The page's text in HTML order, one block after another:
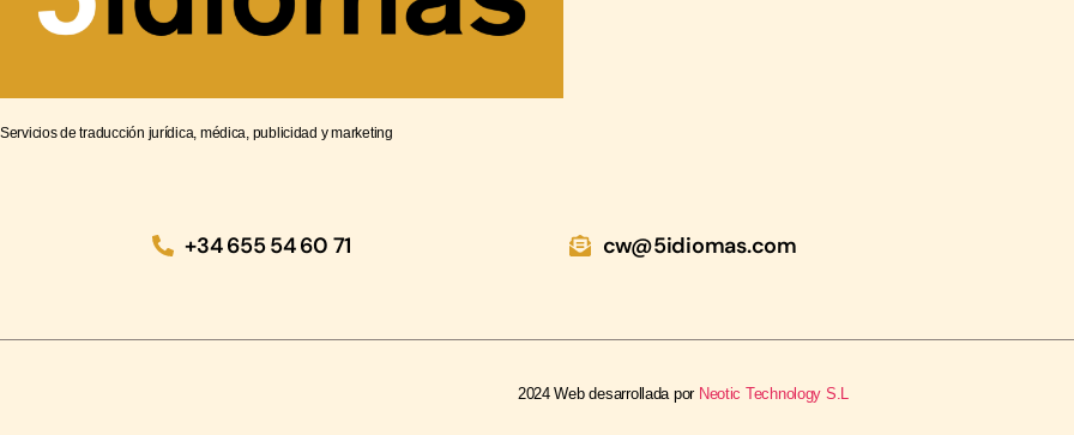
Servicios de traducción jurídica, médica, publicidad y marketing
+34 655 54 60 71 cw@5idiomas.com
2024 Web desarrollada por Neotic Technology S.L